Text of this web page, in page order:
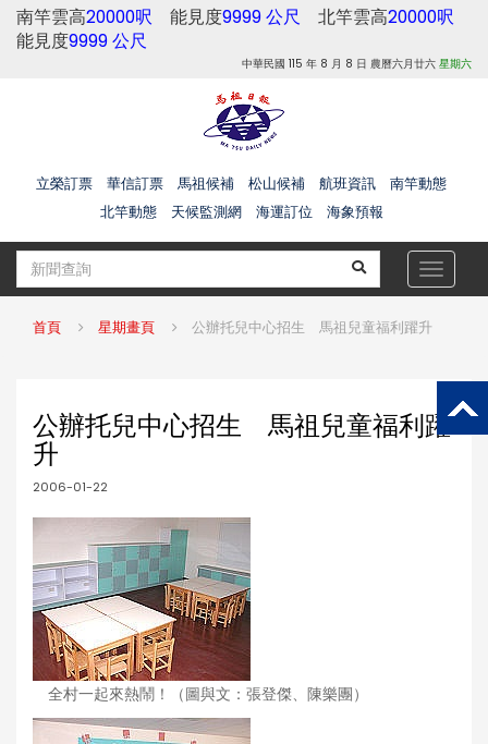
南竿雲高20000呎 能見度9999 公尺 北竿雲高20000呎
能見度9999 公尺
中華民國 115 年 8 月 8 日 農曆六月廿六 星期六
立榮訂票 華信訂票 馬祖候補 松山候補 航班資訊
南竿動態
北竿動態
天候監測網 海運訂位 海象預報
Toggle
首頁 星期畫頁 公辦托兒中心招生 馬祖兒童福利躍升
公辦托兒中心招生 馬祖兒童福利躍
升
2006-01-22
全村一起來熱鬧！（圖與文：張登傑、陳樂團）